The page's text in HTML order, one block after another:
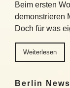
Beim ersten
demonstrieren
Doch für was
Weiterlesen
Berlin